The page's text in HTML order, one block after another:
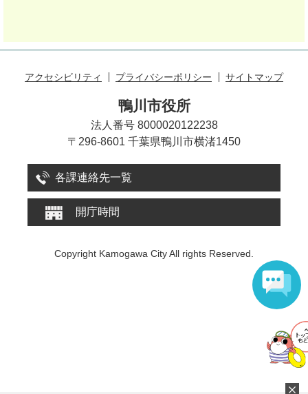
アクセシビリティ プライバシーポリシー サイトマップ
鴨川市役所
法人番号 8000020122238
〒296-8601 千葉県鴨川市横渚1450
各課連絡先一覧
開庁時間
Copyright Kamogawa City All rights Reserved.